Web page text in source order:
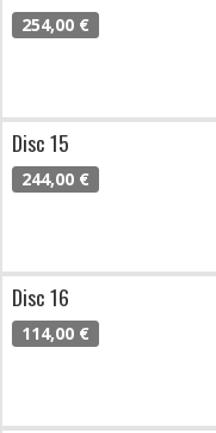
254,00 €
Disc 15
244,00 €
Disc 16
114,00 €